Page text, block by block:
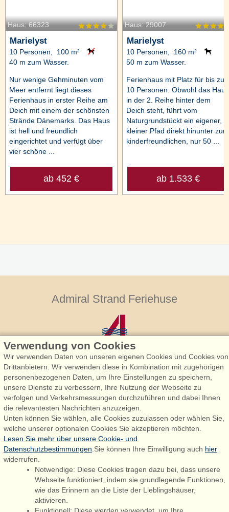
Haus: 66323
Marielyst
10 Personen, 100 m²
40 m zum Wasser.
Nur wenige Gehminuten vom
Meer entfernt liegt dieses
Ferienhaus in erster Reihe am
Deich mit einem der schönsten
Strände Dänemarks. Das Haus
ist hell und freundlich
eingerichtet und verfügt über
vier schöne ...
ab 452 €
Haus: 29007
Marielyst
10 Personen, 160 m²
50 m zum Wasser.
Ferienhaus mit Platz für bis zu
10 Personen. Obwohl das Haus
in der 2. Reihe hinter dem
Deich steht, führt vom
Naturgrundstückt ein eigener,
kleiner Pfad direkt hinunter zum
kinderfreundlichen, nur 50 ...
ab 1.533 €
Admiral Strand Feriehuse
Admiral Strand Feriehuse, Lønne
Houstrupvej 170, Lønne
6830 Nørre Nebel
booking@admiralstrand.com
+45 70 60 87 78
Følg os på: Facebook
Verwendung von Cookies
Wir verwenden Daten von unseren eigenen Cookies und Cookies von
Drittanbietern. Wir verwenden diese in Kombination mit zugehörigen
personenbezogenen Daten, um Ihre Einstellungen zu speichern,
unsere Dienste zu verbessern, Ihre Nutzung der Webseite zu
verfolgen und Verkehrsmessungen durchzuführen und dabei Ihnen
die relevantesten Nachrichten anzuzeigen.
Unten können Sie wählen, alle Cookies zuzulassen oder wählen Sie,
welche unserer optionalen Cookies Sie akzeptieren möchten.
Lesen Sie mehr über unsere Cookie- und
Datenschutzbestimmungen .Sie können Ihre Einwilligung auch hier
widerrufen.
Notwendige: Diese Cookies tragen dazu bei, dass unsere
Webseite funktioniert, indem sie grundlegende Funktionen,
wie das Erinnern an die Liste der Lieblingshäuser,
aktivieren.